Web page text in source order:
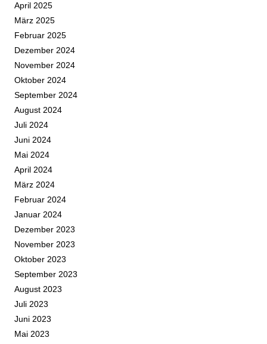
April 2025
März 2025
Februar 2025
Dezember 2024
November 2024
Oktober 2024
September 2024
August 2024
Juli 2024
Juni 2024
Mai 2024
April 2024
März 2024
Februar 2024
Januar 2024
Dezember 2023
November 2023
Oktober 2023
September 2023
August 2023
Juli 2023
Juni 2023
Mai 2023